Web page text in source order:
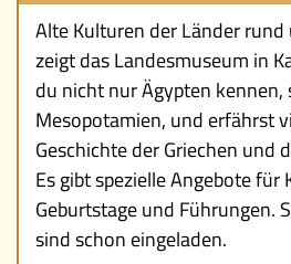
Lucys
Karte
Quiz
Videos
Alte Kulturen der Länder
zeigt das Landesmuseum in
du nicht nur Ägypten kennen,
Mesopotamien, und erfährst
Geschichte der Griechen und
Es gibt spezielle Angebote für
Geburtstage und Führungen.
sind schon eingeladen.